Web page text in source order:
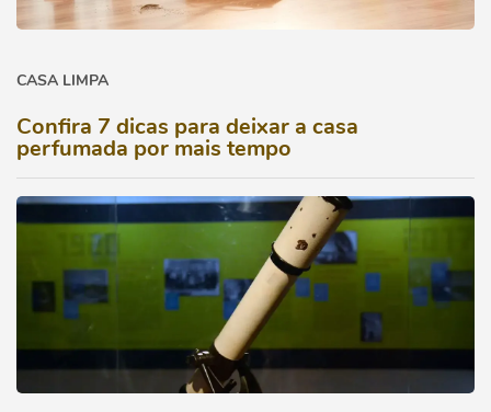
CASA LIMPA
Confira 7 dicas para deixar a casa
perfumada por mais tempo